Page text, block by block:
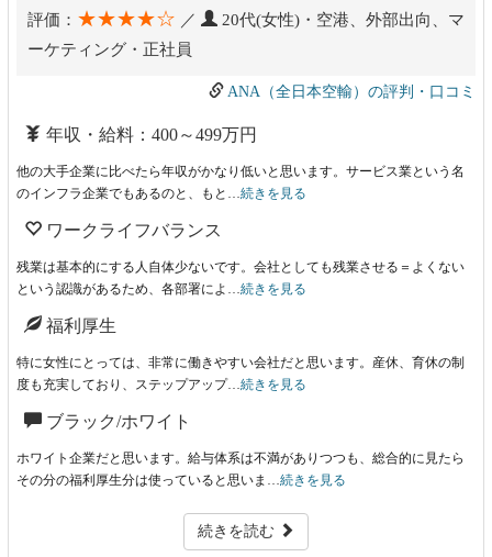
評価： ★★★★☆ ／
20代(女性)・空港、外部出向、マ
ーケティング・正社員
ANA（全日本空輸）の評判・口コミ
年収・給料：400～499万円
他の大手企業に比べたら年収がかなり低いと思います。サービス業という名
のインフラ企業でもあるのと、もと…続きを見る
ワークライフバランス
残業は基本的にする人自体少ないです。会社としても残業させる＝よくない
という認識があるため、各部署によ…続きを見る
福利厚生
特に女性にとっては、非常に働きやすい会社だと思います。産休、育休の制
度も充実しており、ステップアップ…続きを見る
ブラック/ホワイト
ホワイト企業だと思います。給与体系は不満がありつつも、総合的に見たら
その分の福利厚生分は使っていると思いま…続きを見る
続きを読む